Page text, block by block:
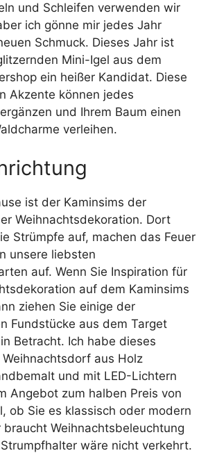
und Schleifen verwenden wir
ich gönne mir jedes Jahr
Schmuck. Dieses Jahr ist
Mini-Igel aus dem
ein heißer Kandidat. Diese
Akzente können jedes
und Ihrem Baum einen
verleihen.
ist der Kaminsims der
Weihnachtsdekoration. Dort
Strümpfe auf, machen das Feuer
unsere liebsten
auf. Wenn Sie Inspiration für
auf dem Kaminsims
ziehen Sie einige der
Fundstücke aus dem Target
Betracht. Ich habe dieses
aus Holz
und mit LED-Lichtern
Angebot zum halben Preis von
ob Sie es klassisch oder modern
braucht Weihnachtsbeleuchtung
wäre nicht verkehrt.